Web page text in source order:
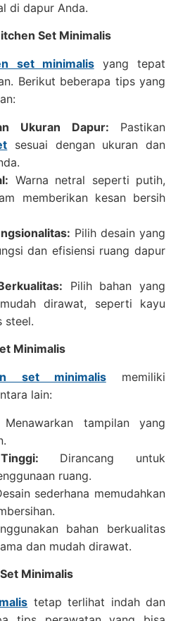
di dapur Anda.
Set Minimalis
set minimalisyang tepat
Berikut beberapa tips yang
Ukuran Dapur: Pastikan
sesuai dengan ukuran dan
Warna netral seperti putih,
memberikan kesan bersih
Pilih desain yang
dan efisiensi ruang dapur
Pilih bahan yang
dirawat, seperti kayu
steel.
Minimalis
set minimalismemiliki
lain:
Menawarkan tampilan yang
Dirancang untuk
ruang.
sederhana memudahkan
bahan berkualitas
dan mudah dirawat.
Minimalis
tetap terlihat indah dan